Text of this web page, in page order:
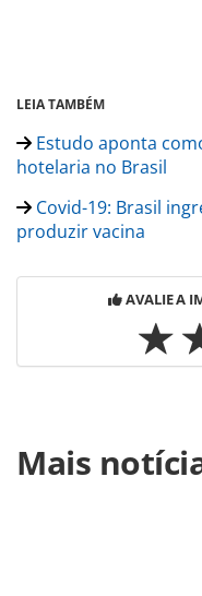
LEIA TAMBÉM
Estudo aponta
hotelaria no Brasil
Covid-19: Brasil
produzir vacina
AVALIE A
https://
coronavirus/2020/06/
Mais